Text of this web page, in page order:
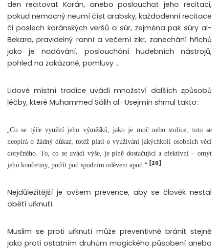
den recitovat Korán, anebo poslouchat jeho recitaci,
pokud nemocný neumí číst arabsky, každodenní recitace
či poslech koránských veršů a súr, zejména pak súry al-
Bekara, pravidelný ranní a večerní zikr, zanechání hříchů
jako je nadávání, poslouchání hudebních nástrojů,
pohled na zakázané, pomluvy …
Lidové místní tradice uvádí množství dalších způsobů
léčby, které Muhammed Sálih al-‘Usejmín shrnul takto:
„Co se týče využití jeho výměšků, jako je moč nebo stolice, toto se
neopírá o žádný důkaz, totéž platí o využívání jakýchkoli osobních věcí
dotyčného. To, co se uvádí výše, je plně dostačující a efektivní – omýt
jeho končetiny, potřít pod spodním oděvem apod. “ [20]
Nejdůležitější je ovšem prevence, aby se člověk nestal
obětí uřknutí.
Muslim se proti uřknutí může preventivně bránit stejně
jako proti ostatním druhům magického působení anebo